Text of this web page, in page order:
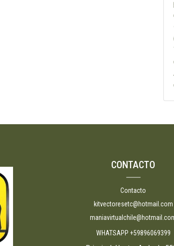
CONTACTO
Contacto
kitvectoresetc@hotmail.com
WHATSAPP +59896069399